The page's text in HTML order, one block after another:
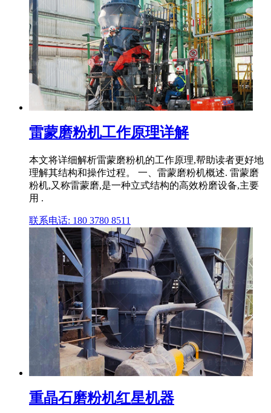
雷蒙磨粉机工作原理详解
本文将详细解析雷蒙磨粉机的工作原理,帮助读者更好地
理解其结构和操作过程。 一、雷蒙磨粉机概述. 雷蒙磨
粉机,又称雷蒙磨,是一种立式结构的高效粉磨设备,主要
用 .
联系电话: 180 3780 8511
重晶石磨粉机红星机器